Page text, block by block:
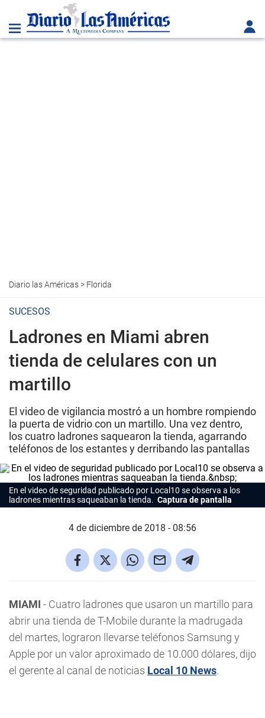
Diario las Américas> Florida
SUCESOS
Ladrones en Miami abren
tienda de celulares con un
martillo
El video de vigilancia mostró a un hombre rompiendo
la puerta de vidrio con un martillo. Una vez dentro,
los cuatro ladrones saquearon la tienda, agarrando
teléfonos de los estantes y derribando las pantallas
En el video de seguridad publicado por Local10 se observa a los
ladrones mientras saqueaban la tienda. Captura de pantalla
4 de diciembre de 2018 - 08:56
MIAMI - Cuatro ladrones que usaron un martillo para
abrir una tienda de T-Mobile durante la madrugada
del martes, lograron llevarse teléfonos Samsung y
Apple por un valor aproximado de 10.000 dólares, dijo
el gerente al canal de noticias Local 10 News.